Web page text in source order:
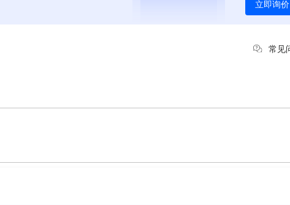
立即询价
常见